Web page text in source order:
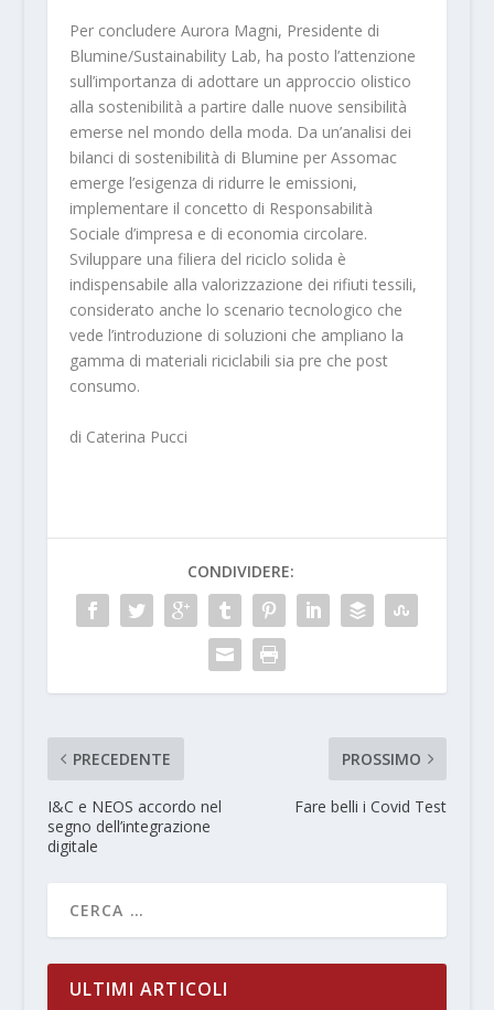
Per concludere Aurora Magni, Presidente di
Blumine/Sustainability Lab, ha posto l’attenzione
sull’importanza di adottare un approccio olistico
alla sostenibilità a partire dalle nuove sensibilità
emerse nel mondo della moda. Da un’analisi dei
bilanci di sostenibilità di Blumine per Assomac
emerge l’esigenza di ridurre le emissioni,
implementare il concetto di Responsabilità
Sociale d’impresa e di economia circolare.
Sviluppare una filiera del riciclo solida è
indispensabile alla valorizzazione dei rifiuti tessili,
considerato anche lo scenario tecnologico che
vede l’introduzione di soluzioni che ampliano la
gamma di materiali riciclabili sia pre che post
consumo.
di Caterina Pucci
CONDIVIDERE:
PRECEDENTE
I&C e NEOS accordo nel
segno dell’integrazione
digitale
PROSSIMO
Fare belli i Covid Test
ULTIMI ARTICOLI